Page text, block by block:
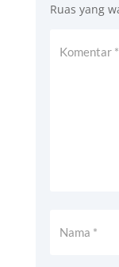
Ruas yang